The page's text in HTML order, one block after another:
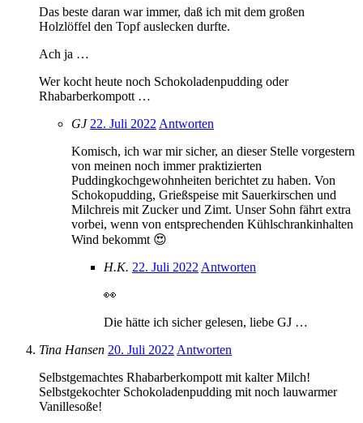
Das beste daran war immer, daß ich mit dem großen
Holzlöffel den Topf auslecken durfte.
Ach ja …
Wer kocht heute noch Schokoladenpudding oder
Rhabarberkompott …
GJ 22. Juli 2022 Antworten
Komisch, ich war mir sicher, an dieser Stelle vorgestern
von meinen noch immer praktizierten
Puddingkochgewohnheiten berichtet zu haben. Von
Schokopudding, Grießspeise mit Sauerkirschen und
Milchreis mit Zucker und Zimt. Unser Sohn fährt extra
vorbei, wenn von entsprechenden Kühlschrankinhalten
Wind bekommt 😍
H.K. 22. Juli 2022 Antworten
👀
Die hätte ich sicher gelesen, liebe GJ …
Tina Hansen 20. Juli 2022 Antworten
Selbstgemachtes Rhabarberkompott mit kalter Milch!
Selbstgekochter Schokoladenpudding mit noch lauwarmer
Vanillesoße!